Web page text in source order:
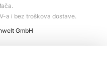
a i bez troškova dostave.
GmbH